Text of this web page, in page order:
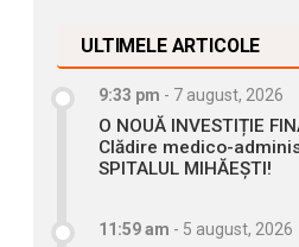
ULTIMELE ARTICOLE
9:33 pm - 7 august, 2026
O NOUĂ INVESTIȚIE
Clădire medico-
SPITALUL MIHĂEȘTI!
11:59 am - 5 august, 2026